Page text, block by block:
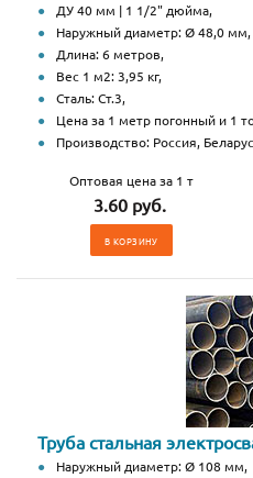
ДУ 40 мм | 1 1/2" дюйма,
Наружный диаметр: Ø 48,0 мм,
Длина: 6 метров,
Вес 1 м2: 3,95 кг,
Сталь: Ст.3,
Цена за 1 метр погонный и 1
Производство: Россия,
Оптовая цена за 1 т
3.60 руб.
В КОРЗИНУ
Труба стальная
Наружный диаметр: Ø 108 мм,